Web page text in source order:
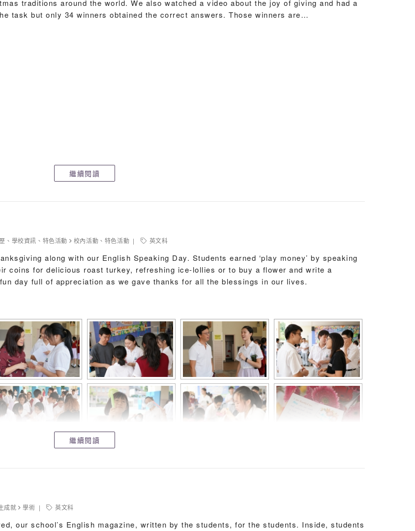
English Penmanship Competition. A popular event, this year many students tried their
as follows:
traditions around the world. We also watched a video about the joy of giving and had a
task but only 34 winners obtained the correct answers. Those winners are…
class teacher periods from 1
繼續閱讀
、 學校資訊 、 特色活動 校內活動 、 特色活動 英文科
along with our English Speaking Day. Students earned ‘play money’ by speaking
coins for delicious roast turkey, refreshing ice-lollies or to buy a flower and write a
day full of appreciation as we gave thanks for all the blessings in our lives.
繼續閱讀
成就 學術 英文科
our school’s English magazine, written by the students, for the students. Inside, students